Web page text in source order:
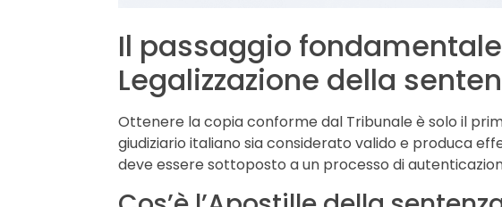
Il passaggio
Legalizzazione della
Ottenere la copia conforme dal Tribunale è solo il
giudiziario italiano sia considerato valido e produca
deve essere sottoposto a un processo di